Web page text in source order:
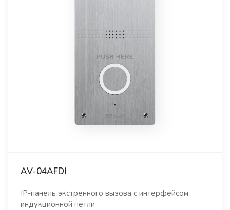
AV-04AFDI
IP-панель экстренного вызова с интерфейсом
индукционной петли